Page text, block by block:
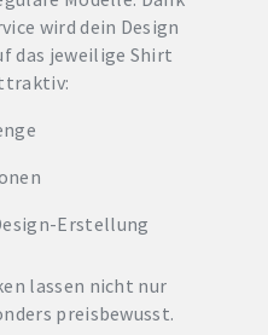
wird dein Design
das jeweilige Shirt
Erstellung
lassen nicht nur
preisbewusst.